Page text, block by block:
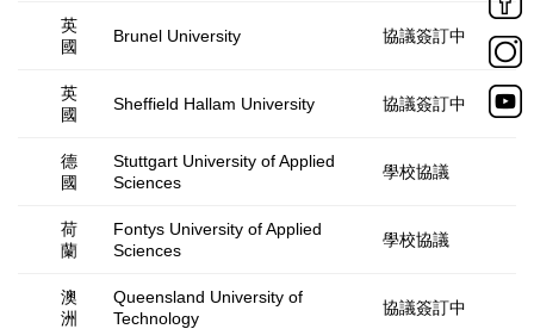
英
國
Brunel University 協議簽訂中
英
國
Sheffield Hallam University 協議簽訂中
德
國
Stuttgart University of Applied
Sciences
學校協議
荷
蘭
Fontys University of Applied
Sciences
學校協議
澳
洲
Queensland University of
Technology
協議簽訂中